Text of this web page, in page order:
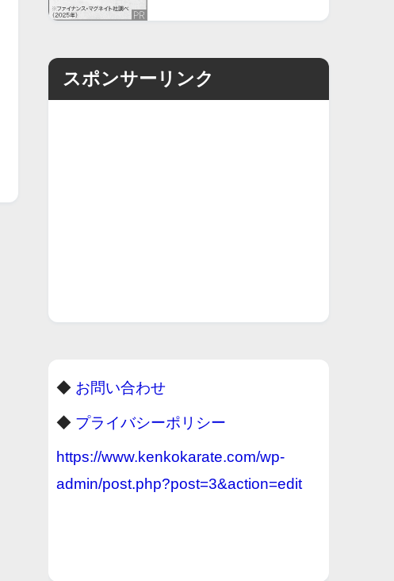
スポンサーリンク
◆ お問い合わせ
◆ プライバシーポリシー
https://www.kenkokarate.com/wp-
admin/post.php?post=3&action=edit